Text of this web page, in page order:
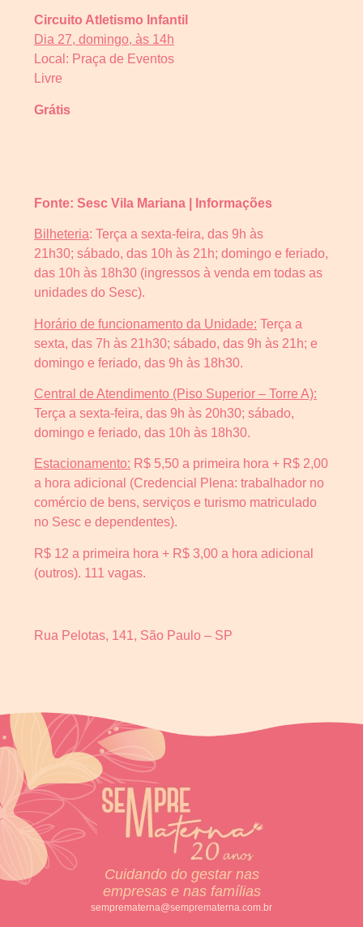
Circuito Atletismo Infantil
Dia 27, domingo, às 14h
Local: Praça de Eventos
Livre
Grátis
Fonte: Sesc Vila Mariana | Informações
Bilheteria: Terça a sexta-feira, das 9h às
21h30; sábado, das 10h às 21h; domingo e feriado,
das 10h às 18h30 (ingressos à venda em todas as
unidades do Sesc).
Horário de funcionamento da Unidade: Terça a
sexta, das 7h às 21h30; sábado, das 9h às 21h; e
domingo e feriado, das 9h às 18h30.
Central de Atendimento (Piso Superior – Torre A):
Terça a sexta-feira, das 9h às 20h30; sábado,
domingo e feriado, das 10h às 18h30.
Estacionamento: R$ 5,50 a primeira hora + R$ 2,00
a hora adicional (Credencial Plena: trabalhador no
comércio de bens, serviços e turismo matriculado
no Sesc e dependentes).
R$ 12 a primeira hora + R$ 3,00 a hora adicional
(outros). 111 vagas.
Rua Pelotas, 141, São Paulo – SP
Cuidando do gestar nas
empresas e nas famílias
semprematerna@semprematerna.com.br